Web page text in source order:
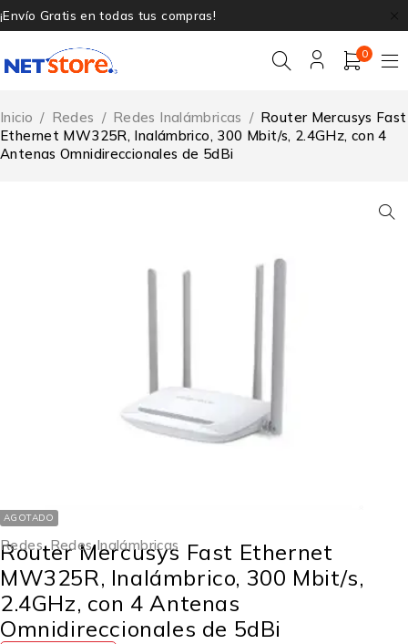
¡Envío Gratis en todas tus compras!
0
Inicio / Redes / Redes Inalámbricas / Router Mercusys Fast
Ethernet MW325R, Inalámbrico, 300 Mbit/s, 2.4GHz, con 4
Antenas Omnidireccionales de 5dBi
AGOTADO
Redes,Redes Inalámbricas
Router Mercusys Fast Ethernet
MW325R, Inalámbrico, 300 Mbit/s,
2.4GHz, con 4 Antenas
Omnidireccionales de 5dBi